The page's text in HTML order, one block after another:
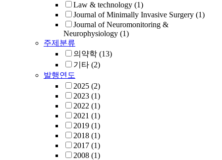
Law & technology (1)
Journal of Minimally Invasive Surgery (1)
Journal of Neuromonitoring &
Neurophysiology (1)
주제분류
의약학 (13)
기타 (2)
발행연도
2025 (2)
2023 (1)
2022 (1)
2021 (1)
2019 (1)
2018 (1)
2017 (1)
2008 (1)